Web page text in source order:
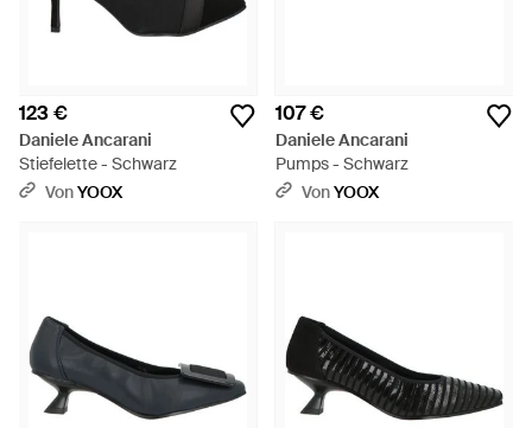
123 €
Daniele Ancarani
Stiefelette - Schwarz
VonYOOX
107 €
Daniele Ancarani
Pumps - Schwarz
VonYOOX